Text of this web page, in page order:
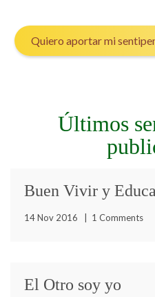
Quiero aportar mi
Últimos
Buen Vivir y
14 Nov 2016 1 Comments
El Otro soy yo